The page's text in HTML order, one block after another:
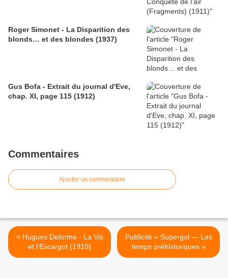
Roger Simonet - La Disparition des
blonds… et des blondes (1937)
Gus Bofa - Extrait du journal d'Eve,
chap. XI, page 115 (1912)
Commentaires
Ajouter un commentaire
< Hugues Delorme - La Vis
et l'Escargot (1910)
Publicité « Supergol — Les
temps préhistoriques »
(1929) >